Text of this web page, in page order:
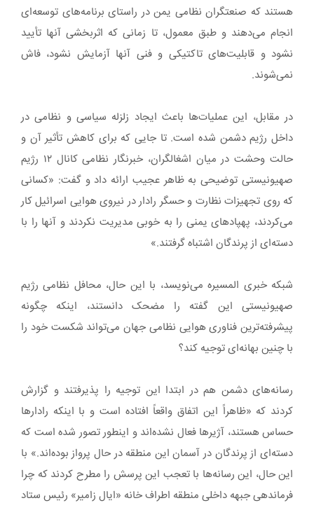
هستند که صنعتگران نظامی یمن در راستای برنامه‌های توسعه‌ای
انجام می‌دهند و طبق معمول، تا زمانی که اثربخشی آنها تأیید
نشود و قابلیت‌های تاکتیکی و فنی آنها آزمایش نشود، فاش
نمی‌شوند.
در مقابل، این عملیات‌ها باعث ایجاد زلزله سیاسی و نظامی در
داخل رژیم دشمن شده است. تا جایی که برای کاهش تأثیر آن و
حالت وحشت در میان اشغالگران، خبرنگار نظامی کانال ۱۲ رژیم
صهیونیستی توضیحی به ظاهر عجیب ارائه داد و گفت: «کسانی
که روی تجهیزات نظارت و حسگر رادار در نیروی هوایی اسرائیل کار
می‌کردند، پهپادهای یمنی را به خوبی مدیریت نکردند و آنها را با
دسته‌ای از پرندگان اشتباه گرفتند.»
شبکه خبری المسیره می‌نویسد، با این حال، محافل نظامی رژیم
صهیونیستی این گفته را مضحک دانستند، اینکه چگونه
پیشرفته‌ترین فناوری هوایی نظامی جهان می‌تواند شکست خود را
با چنین بهانه‌ای توجیه کند؟
رسانه‌های دشمن هم در ابتدا این توجیه را پذیرفتند و گزارش
کردند که «ظاهراً این اتفاق واقعاً افتاده است و با اینکه رادارها
حساس هستند، آژیرها فعال نشده‌اند و اینطور تصور شده است که
دسته‌ای از پرندگان در آسمان این منطقه در حال پرواز بوده‌اند.» با
این حال، این رسانه‌ها با تعجب این پرسش را مطرح کردند که چرا
فرماندهی جبهه داخلی منطقه اطراف خانه «ایال زامیر» رئیس ستاد